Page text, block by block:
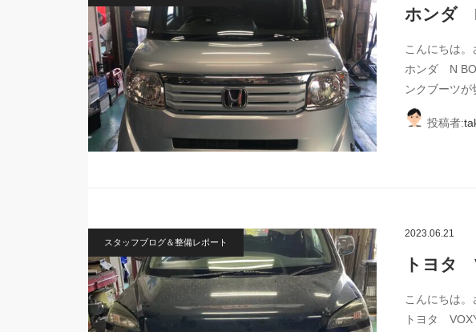
ホンダ
こんにちは
ホンダ N
ンクブーツが
投稿者:
スタッフブログ＆整備レポート
2023.06.21
トヨタ
こんにちは
トヨタ